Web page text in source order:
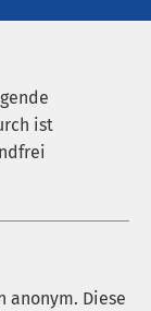
ist
anonym. Diese